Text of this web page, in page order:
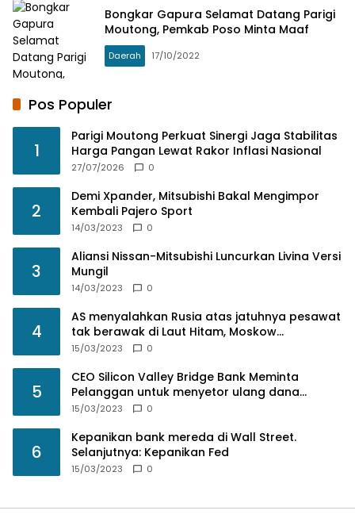
Bongkar Gapura Selamat Datang Parigi
Moutong, Pemkab Poso Minta Maaf
Daerah 17/10/2022
Pos Populer
1
Parigi Moutong Perkuat Sinergi Jaga Stabilitas
Harga Pangan Lewat Rakor Inflasi Nasional
27/07/2026 0
2
Demi Xpander, Mitsubishi Bakal Mengimpor
Kembali Pajero Sport
14/03/2023 0
3
Aliansi Nissan-Mitsubishi Luncurkan Livina Versi
Mungil
14/03/2023 0
4
AS menyalahkan Rusia atas jatuhnya pesawat
tak berawak di Laut Hitam, Moskow
menyangkal
15/03/2023 0
5
CEO Silicon Valley Bridge Bank Meminta
Pelanggan untuk menyetor ulang dana
Mereka
15/03/2023 0
6
Kepanikan bank mereda di Wall Street.
Selanjutnya: Kepanikan Fed
15/03/2023 0